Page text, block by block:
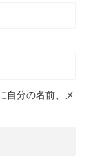
自分の名前、メ